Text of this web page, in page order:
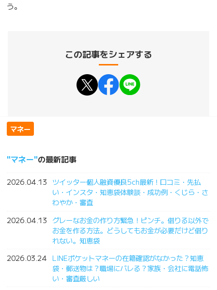
う。
この記事をシェアする
マネー
マネー の最新記事
2026.04.13
ツイッター個人融資優良5ch最新！口コミ・先払
い・インスタ・知恵袋体験談・成功例・くじら・さ
わやか・審査
2026.04.13
グレーなお金の作り方緊急！ピンチ。借りる以外で
お金を作る方法。どうしてもお金が必要だけど借り
れない。知恵袋
2026.03.24 LINEポケットマネーの在籍確認がなかった？知恵
袋・郵送物は？職場にバレる？家族・会社に電話怖
い・審査厳しい